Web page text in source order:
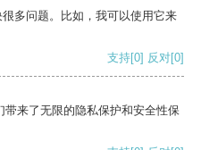
多问题。比如，我可以使用它来
支持[0] 反对[0]
来了无限的隐私保护和安全性保